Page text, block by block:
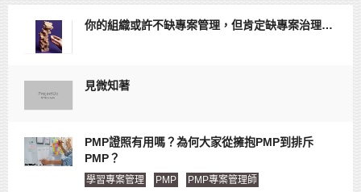
你的組織或許不缺專案管理，但肯定缺專案治理…
見微知著
PMP證照有用嗎？為何大家從擁抱PMP到排斥
PMP？
學習專案管理 PMP PMP專案管理師